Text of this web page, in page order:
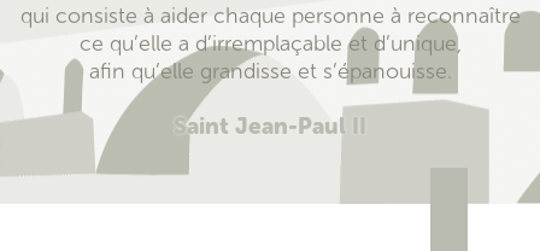
qui consiste à aider chaque personne à reconnaître
ce qu’elle a d’irremplaçable et d’unique,
afin qu’elle grandisse et s’épanouisse.
Saint Jean-Paul II